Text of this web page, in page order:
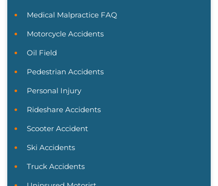
Medical Malpractice FAQ
Motorcycle Accidents
Oil Field
Pedestrian Accidents
Personal Injury
Rideshare Accidents
Scooter Accident
Ski Accidents
Truck Accidents